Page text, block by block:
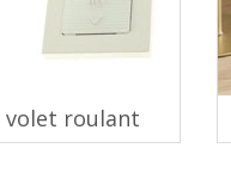
volet roulant